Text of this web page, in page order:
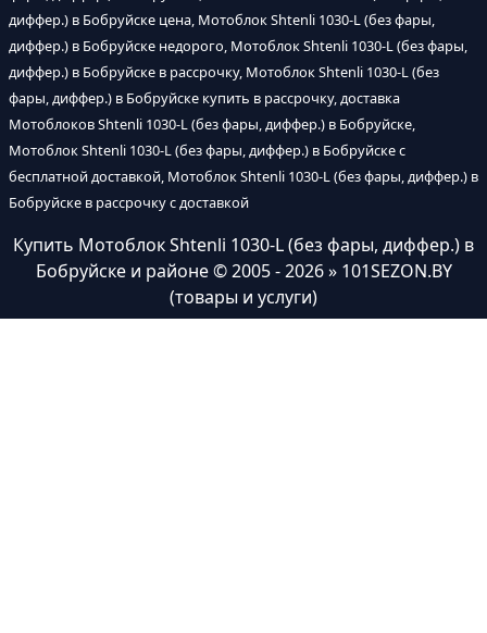
диффер.) в Бобруйске цена, Мотоблок Shtenli 1030-L (без фары,
диффер.) в Бобруйске недорого, Мотоблок Shtenli 1030-L (без фары,
диффер.) в Бобруйске в рассрочку, Мотоблок Shtenli 1030-L (без
фары, диффер.) в Бобруйске купить в рассрочку, доставка
Мотоблоков Shtenli 1030-L (без фары, диффер.) в Бобруйске,
Мотоблок Shtenli 1030-L (без фары, диффер.) в Бобруйске с
бесплатной доставкой, Мотоблок Shtenli 1030-L (без фары, диффер.) в
Бобруйске в рассрочку с доставкой
Купить Мотоблок Shtenli 1030-L (без фары, диффер.) в
Бобруйске и районе© 2005 - 2026 » 101SEZON.BY
(товары и услуги)